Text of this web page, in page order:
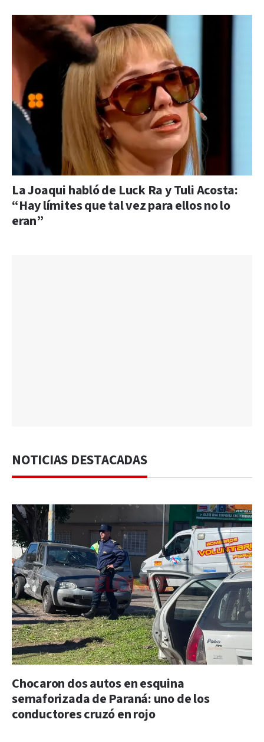
La Joaqui habló de Luck Ra y Tuli Acosta:
“Hay límites que tal vez para ellos no lo
eran”
NOTICIAS DESTACADAS
Chocaron dos autos en esquina
semaforizada de Paraná: uno de los
conductores cruzó en rojo